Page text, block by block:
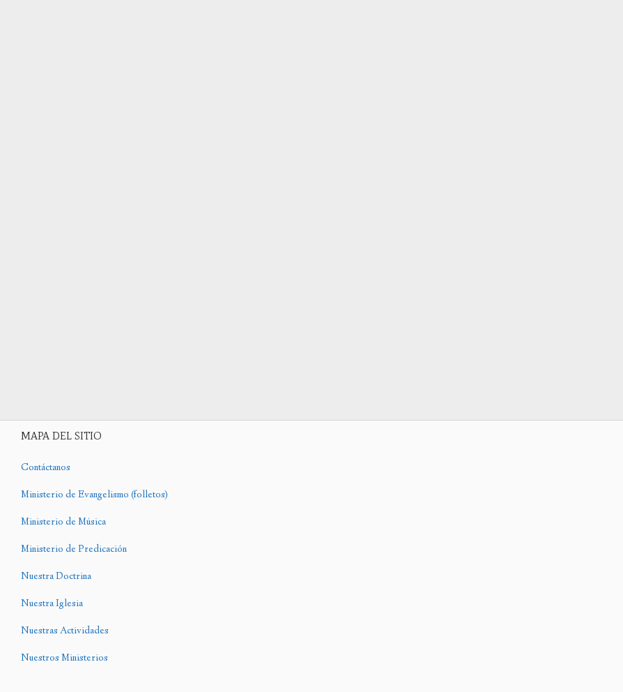
MAPA DEL SITIO
Contáctanos
Ministerio de Evangelismo (folletos)
Ministerio de Música
Ministerio de Predicación
Nuestra Doctrina
Nuestra Iglesia
Nuestras Actividades
Nuestros Ministerios